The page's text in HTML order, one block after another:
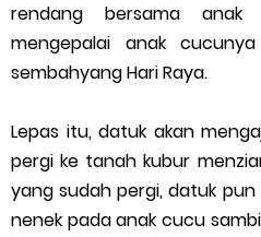
Kekalahan AS & Israel
SBDJ Siri 283: Pendekar
Kenapa Argentina
rendang bersama anak
mengepalai anak
sembahyang Hari Raya.
Lepas itu, datuk akan
pergi ke tanah kubur
yang sudah pergi, datuk
nenek pada anak cucu